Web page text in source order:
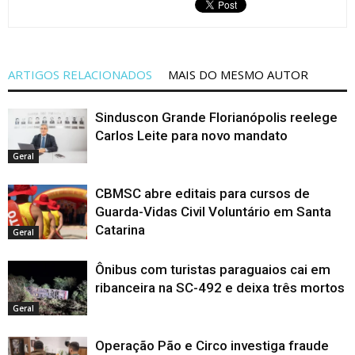
ARTIGOS RELACIONADOS MAIS DO MESMO AUTOR
Geral
Sinduscon Grande Florianópolis reelege
Carlos Leite para novo mandato
Geral
CBMSC abre editais para cursos de
Guarda-Vidas Civil Voluntário em Santa
Catarina
Geral
Ônibus com turistas paraguaios cai em
ribanceira na SC-492 e deixa três mortos
Operação Pão e Circo investiga fraude